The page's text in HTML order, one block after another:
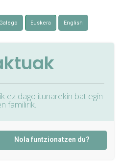
Galego Euskera English
ez dago itunarekin bat egin
familirik.
Nola funtzionatzen du?